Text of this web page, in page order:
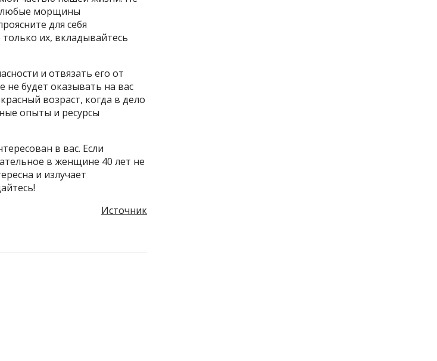
любые морщины
для себя
их, вкладывайтесь
и отвязать его от
не будет оказывать на вас
возраст, когда в дело
опыты и ресурсы
в вас. Если
в женщине 40 лет не
и излучает
Источник